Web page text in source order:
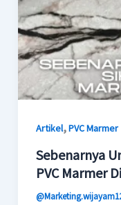
Artikel,PVC Marmer
Sebenarnya
PVC Marmer